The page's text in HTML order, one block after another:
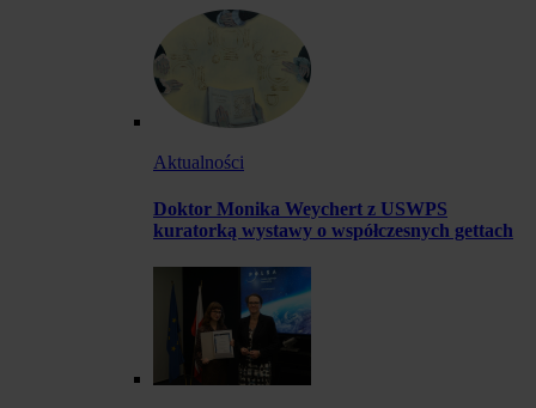
Aktualności
Doktor Monika Weychert z USWPS
kuratorką wystawy o współczesnych gettach